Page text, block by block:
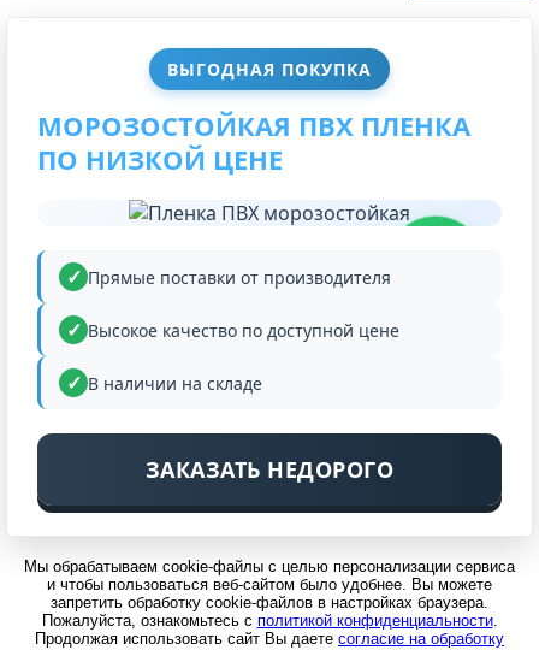
ВЫГОДНАЯ ПОКУПКА
МОРОЗОСТОЙКАЯ ПВХ ПЛЕНКА
ПО НИЗКОЙ ЦЕНЕ
Прямые поставки от производителя
Высокое качество по доступной цене
В наличии на складе
ЗАКАЗАТЬ НЕДОРОГО
Мы обрабатываем cookie-файлы с целью персонализации сервиса
и чтобы пользоваться веб-сайтом было удобнее. Вы можете
запретить обработку cookie-файлов в настройках браузера.
Пожалуйста, ознакомьтесь с политикой конфиденциальности.
Продолжая использовать сайт Вы даете согласие на обработку